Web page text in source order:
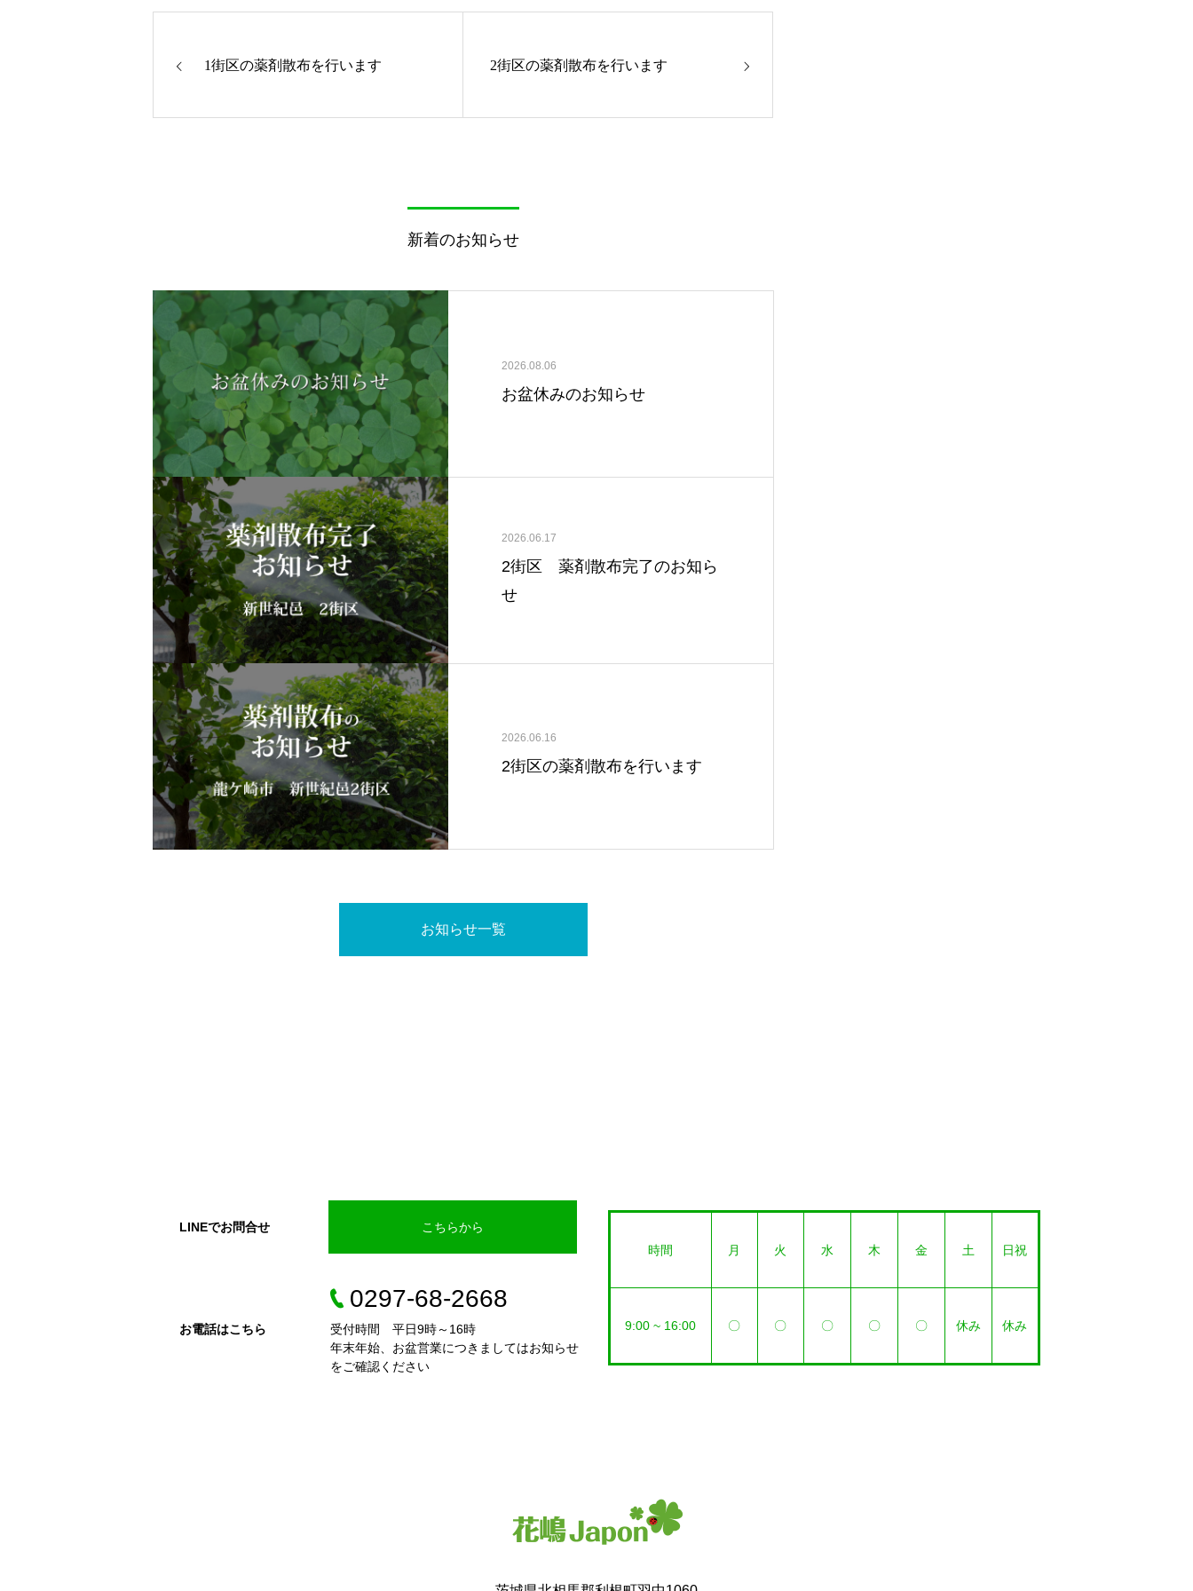
1街区の薬剤散布を行います 2街区の薬剤散布を行います
新着のお知らせ
2026.08.06
お盆休みのお知らせ
2026.06.17
2街区 薬剤散布完了のお知ら
せ
2026.06.16
2街区の薬剤散布を行います
お知らせ一覧
LINEでお問合せ こちらから
お電話はこちら
0297-68-2668
受付時間 平日9時～16時
年末年始、お盆営業につきましてはお知らせ
をご確認ください
時間 月 火 水 木 金 土 日祝
9:00 ~ 16:00 〇 〇 〇 〇 〇 休み 休み